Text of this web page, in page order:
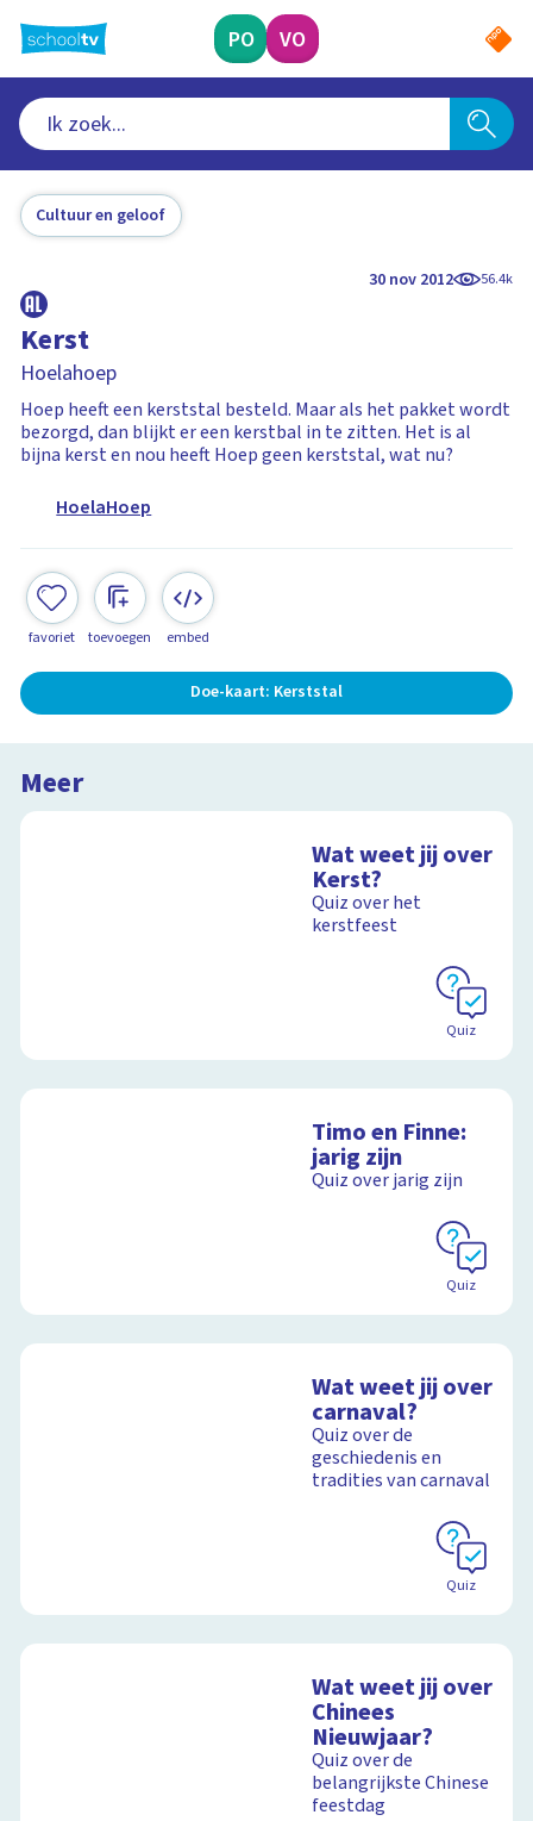
naar
hoofdinhoud
PO VO
Cultuur en geloof
30 nov 2012 56.4k
Kerst
Hoelahoep
Hoep heeft een kerststal besteld. Maar als het pakket wordt
bezorgd, dan blijkt er een kerstbal in te zitten. Het is al
bijna kerst en nou heeft Hoep geen kerststal, wat nu?
HoelaHoep
favoriet toevoegen embed
Doe-kaart: Kerststal
Meer
Wat weet jij over
Kerst?
Quiz over het
kerstfeest
Quiz
Timo en Finne:
jarig zijn
Quiz over jarig zijn
Quiz
Wat weet jij over
carnaval?
Quiz over de
geschiedenis en
tradities van carnaval
Quiz
Wat weet jij over
Chinees
Nieuwjaar?
Quiz over de
belangrijkste Chinese
feestdag